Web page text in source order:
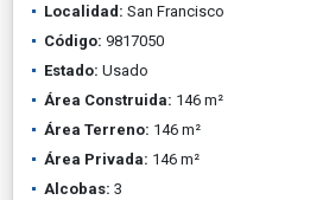
Localidad: San Francisco
Código: 9817050
Estado: Usado
Área Construida: 146 m²
Área Terreno: 146 m²
Área Privada: 146 m²
Alcobas: 3